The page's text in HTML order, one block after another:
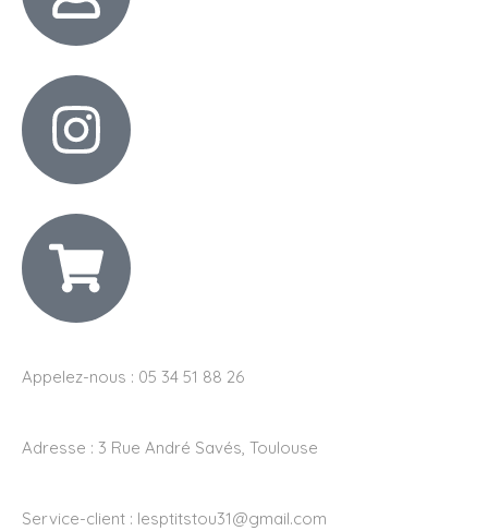
Appelez-nous : 05 34 51 88 26
Adresse : 3 Rue André Savés, Toulouse
Service-client : lesptitstou31@gmail.com